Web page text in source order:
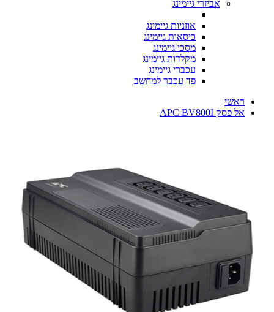
אביזרי גיימינג
אוזניות גיימינג
כיסאות גיימינג
מסכי גיימינג
מקלדות גיימינג
עכברי גיימינג
פד עכבר למחשב
ראשי
אל פסק APC BV800I